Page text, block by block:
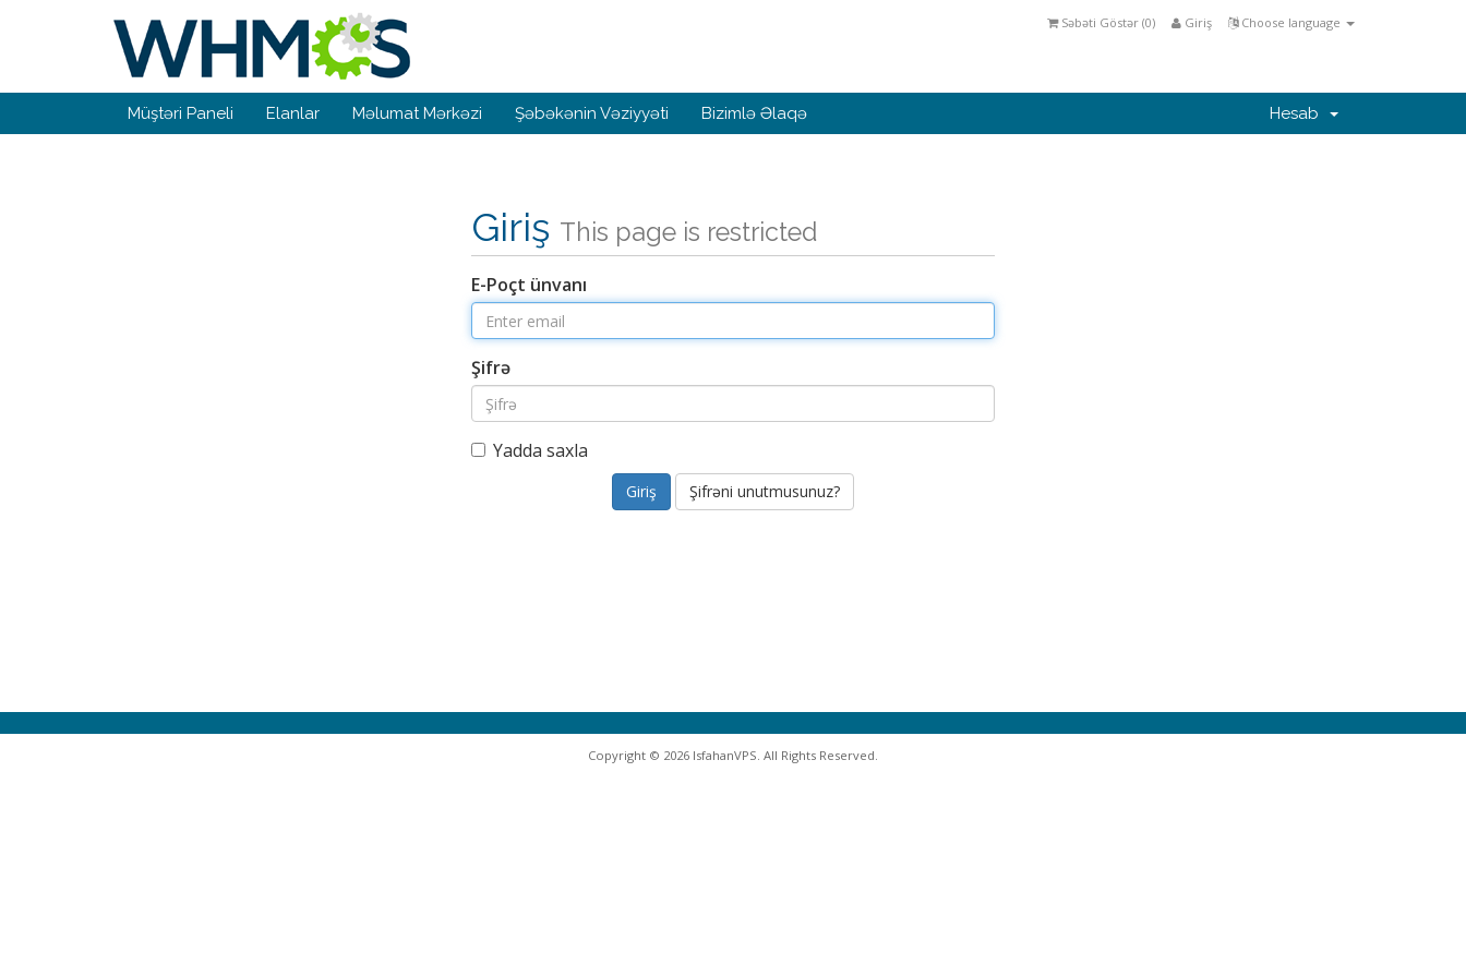
Choose language
Giriş
Səbəti Göstər (0)
Müştəri Paneli Elanlar Məlumat Mərkəzi Şəbəkənin Vəziyyəti Bizimlə Əlaqə Hesab
Giriş This page is restricted
E-Poçt ünvanı
Şifrə
Yadda saxla
Şifrəni unutmusunuz?
Copyright © 2026 IsfahanVPS. All Rights Reserved.